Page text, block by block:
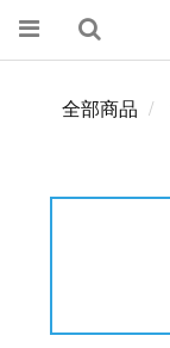
全部商品